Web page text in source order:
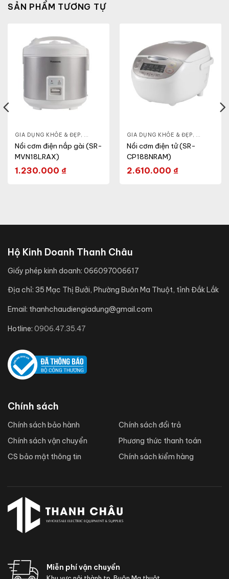
SẢN PHẨM TƯƠNG TỰ
GIA DỤNG KHỎE & ĐẸP, NỒI - ẤM - CA - BÌNH, NỒI CƠM ĐIỆN
Nồi cơm điện nắp gài (SR-
MVN18LRAX)
1.230.000 ₫
GIA DỤNG KHỎE & ĐẸP, NỒI - ẤM -
Nồi cơm điện tử (SR-
CP188NRAM)
2.610.000 ₫
,LÒ VI SÓNG
Hộ Kinh Doanh Thanh Châu
Giấy phép kinh doanh: 066097006617
Địa chỉ: 35 Mạc Thị Bưởi, Phường Buôn Ma Thuột, tỉnh Đắk Lắk
Email: thanhchaudiengiadung@gmail.com
Hotline: 0906.47.35.47
Chính sách
Chính sách bảo hành
Chính sách vận chuyển
CS bảo mật thông tin
Chính sách đổi trả
Phương thức thanh toán
Chính sách kiểm hàng
Miễn phí vận chuyển